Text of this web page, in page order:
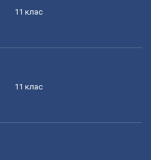
11 клас
11 клас